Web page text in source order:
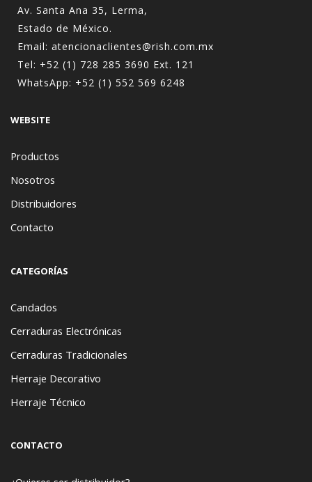
Av. Santa Ana 35, Lerma,
Estado de México.
Email: atencionaclientes@rish.com.mx
Tel: +52 (1) 728 285 3690 Ext. 121
WhatsApp: +52 (1) 552 569 6248
WEBSITE
Productos
Nosotros
Distribuidores
Contacto
CATEGORÍAS
Candados
Cerraduras Electrónicas
Cerraduras Tradicionales
Herraje Decorativo
Herraje Técnico
CONTACTO